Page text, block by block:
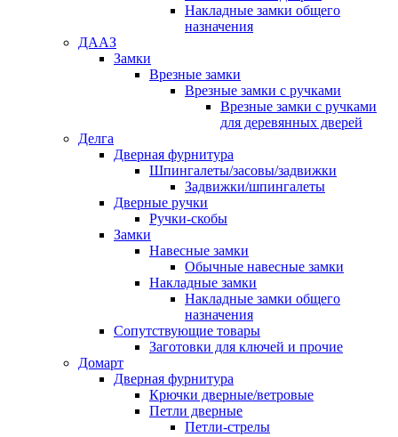
Накладные замки общего
назначения
ДААЗ
Замки
Врезные замки
Врезные замки с ручками
Врезные замки с ручками
для деревянных дверей
Делга
Дверная фурнитура
Шпингалеты/засовы/задвижки
Задвижки/шпингалеты
Дверные ручки
Ручки-скобы
Замки
Навесные замки
Обычные навесные замки
Накладные замки
Накладные замки общего
назначения
Сопутствующие товары
Заготовки для ключей и прочие
Домарт
Дверная фурнитура
Крючки дверные/ветровые
Петли дверные
Петли-стрелы